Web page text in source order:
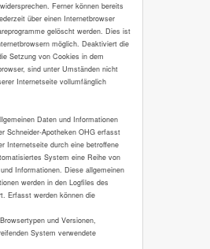
Ferner können bereits
über einen Internetbrowser
gelöscht werden. Dies ist
möglich. Deaktiviert die
Setzung von Cookies in dem
sind unter Umständen nicht
Internetseite vollumfänglich
Daten und Informationen
Schneider-Apotheken OHG erfasst
Internetseite durch eine betroffene
System eine Reihe von
Informationen. Diese allgemeinen
werden in den Logfiles des
Erfasst werden können die
und Versionen,
System verwendete